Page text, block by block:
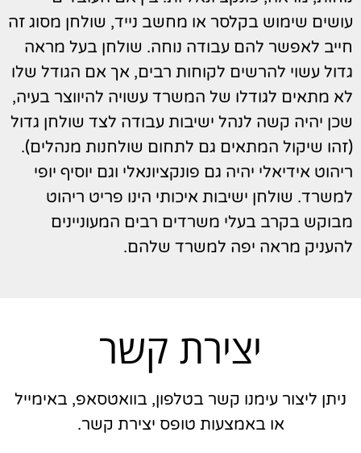
עושים שימוש בקלסר או מחשב נייד, שולחן מסוג זה
חייב לאפשר להם עבודה נוחה. שולחן בעל מראה
גדול עשוי להרשים לקוחות רבים, אך אם הגודל שלו
לא מתאים לגודלו של המשרד עשויה להיווצר בעיה,
שכן יהיה קשה לנהל ישיבות עבודה לצד שולחן גדול
(זהו שיקול המתאים גם לתחום שולחנות מנהלים).
ריהוט אידיאלי יהיה גם פונקציונאלי וגם יוסיף יופי
למשרד. שולחן ישיבות איכותי הינו פריט ריהוט
מבוקש בקרב בעלי משרדים רבים המעוניינים
להעניק מראה יפה למשרד שלהם.
יצירת קשר
ניתן ליצור עימנו קשר בטלפון, בוואטסאפ, באימייל
או באמצעות טופס יצירת קשר.